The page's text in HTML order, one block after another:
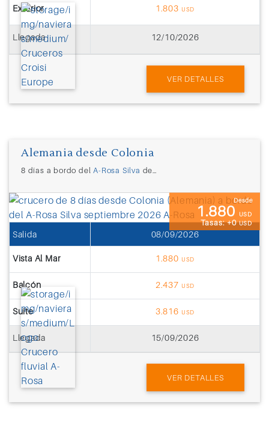
Exterior 1.803 USD
Llegada 12/10/2026
VER DETALLES
Alemania desde Colonia
8 días a bordo delA-Rosa Silva desde
Desde
1.880 USD
Tasas: +0USD
Salida 08/09/2026
Vista Al Mar 1.880 USD
Balcón 2.437 USD
Suite 3.816 USD
Llegada 15/09/2026
VER DETALLES